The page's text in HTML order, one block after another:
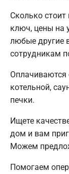
Сколько
ключ, цены на
любые другие
сотрудникам
Оплачиваются
котельной,
печки.
Ищете
дом и вам
Можем
Помогаем